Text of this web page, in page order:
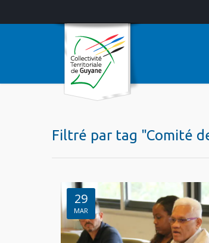
Filtré par tag "Comité
29
MAR